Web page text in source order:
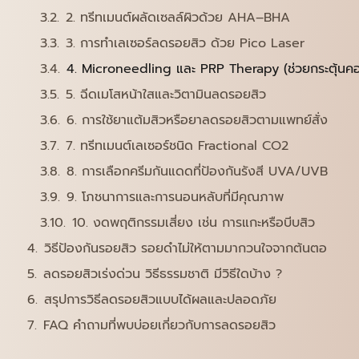
2. ทรีทเมนต์ผลัดเซลล์ผิวด้วย AHA–BHA
3. การทำเลเซอร์ลดรอยสิว ด้วย Pico Laser
4. Microneedling และ PRP Therapy (ช่วยกระตุ้น
5. ฉีดเมโสหน้าใสและวิตามินลดรอยสิว
6. การใช้ยาแต้มสิวหรือยาลดรอยสิวตามแพทย์สั่ง
7. ทรีทเมนต์เลเซอร์ชนิด Fractional CO2
8. การเลือกครีมกันแดดที่ป้องกันรังสี UVA/UVB
9. โภชนาการและการนอนหลับที่มีคุณภาพ
10. งดพฤติกรรมเสี่ยง เช่น การแกะหรือบีบสิว
วิธีป้องกันรอยสิว รอยดำไม่ให้ตามมากวนใจจากต้นตอ
ลดรอยสิวเร่งด่วน วิธีธรรมชาติ มีวิธีใดบ้าง ?
สรุปการวิธีลดรอยสิวแบบได้ผลและปลอดภัย
FAQ คำถามที่พบบ่อยเกี่ยวกับการลดรอยสิว